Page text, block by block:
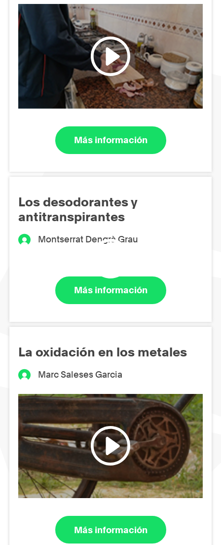
Más información
Los desodorantes y
antitranspirantes
Montserrat Dengrà Grau
Más información
La oxidación en los metales
Marc Saleses Garcia
Más información